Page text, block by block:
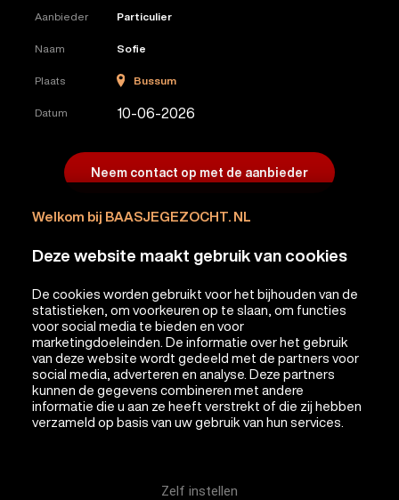
Welkom bij BAASJEGEZOCHT. NL
Deze website maakt gebruik van cookies
De cookies worden gebruikt voor het bijhouden van de
statistieken, om voorkeuren op te slaan, om functies
voor social media te bieden en voor
marketingdoeleinden. De informatie over het gebruik
van deze website wordt gedeeld met de partners voor
social media, adverteren en analyse. Deze partners
kunnen de gegevens combineren met andere
informatie die u aan ze heeft verstrekt of die zij hebben
verzameld op basis van uw gebruik van hun services.
Zelf instellen
Aanbieder Particulier
Naam Sofie
Plaats Bussum
Datum 10-06-2026
Neem contact op met de aanbieder